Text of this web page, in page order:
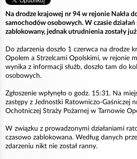
Na drodze krajowej nr 94 w rejonie Nakła
samochodów osobowych. W czasie działań
zablokowany, jednak utrudnienia zostały
Do zdarzenia doszło 1 czerwca na drodze
Opolem a Strzelcami Opolskimi, w rejonie
wynika z informacji służb, doszło tam do
osobowych.
Zgłoszenie wpłynęło o godz. 15:31. Na
zastępy z Jednostki Ratowniczo-Gaśniczej
Ochotniczej Straży Pożarnej w Tarnowie
W związku z prowadzonymi działaniami
czasowo zablokowana. Według danych
zdarzeniu nikt nie został ranny.